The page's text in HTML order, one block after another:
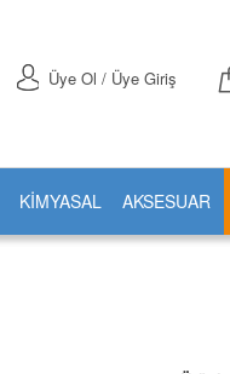
Üye Ol / Üye Giriş
KİMYASAL AKSESUAR